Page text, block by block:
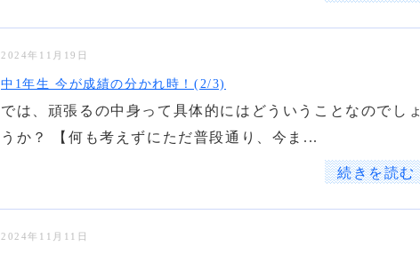
2024年11月19日
中1年生 今が成績の分かれ時！(2/3)
では、頑張るの中身って具体的にはどういうことなのでしょ
うか？ 【何も考えずにただ普段通り、今ま...
続きを読む
2024年11月11日